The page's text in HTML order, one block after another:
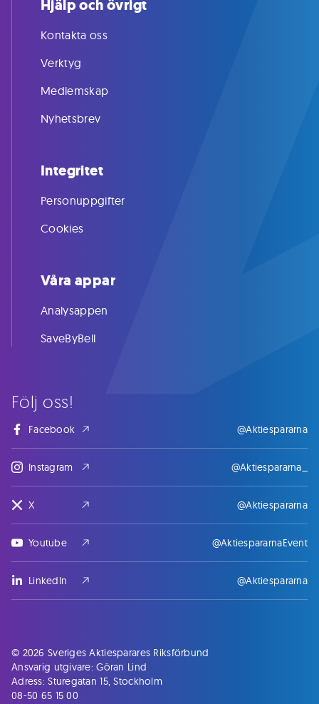
Följ oss!
Facebook @Aktiespararna
Instagram @Aktiespararna_
X @Aktiespararna
Youtube @AktiespararnaEvent
LinkedIn @Aktiespararna
Hjälp och övrigt
Kontakta oss
Verktyg
Medlemskap
Nyhetsbrev
Integritet
Personuppgifter
Cookies
Våra appar
Analysappen
SaveByBell
© 2026 Sveriges Aktiesparares Riksförbund
Ansvarig utgivare: Göran Lind
Adress: Sturegatan 15, Stockholm
08-50 65 15 00